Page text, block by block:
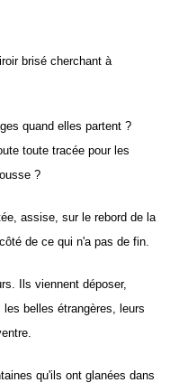
brisé cherchant à
quand elles partent ?
toute tracée pour les
?
assise, sur le rebord de la
de ce qui n'a pas de fin.
Ils viennent déposer,
belles étrangères, leurs
qu'ils ont glanées dans